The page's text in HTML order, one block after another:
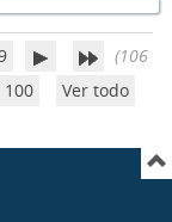
(106
100 Ver todo